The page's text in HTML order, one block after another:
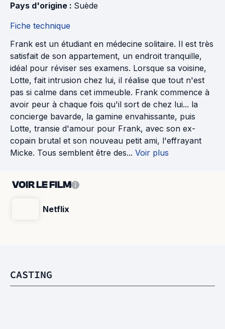
Pays d'origine : Suède
Fiche technique
Frank est un étudiant en médecine solitaire. Il est très
satisfait de son appartement, un endroit tranquille,
idéal pour réviser ses examens. Lorsque sa voisine,
Lotte, fait intrusion chez lui, il réalise que tout n'est
pas si calme dans cet immeuble. Frank commence à
avoir peur à chaque fois qu'il sort de chez lui... la
concierge bavarde, la gamine envahissante, puis
Lotte, transie d'amour pour Frank, avec son ex-
copain brutal et son nouveau petit ami, l'effrayant
Micke. Tous semblent être des... Voir plus
VOIR LE FILM
Netflix
CASTING